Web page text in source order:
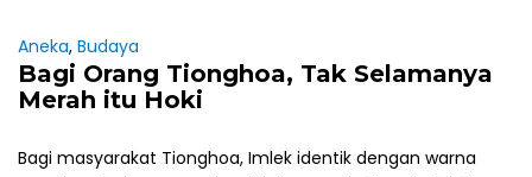
Aneka, Budaya
Bagi Orang Tionghoa, Tak Selamanya
Merah itu Hoki
Bagi masyarakat Tionghoa, Imlek identik dengan warna